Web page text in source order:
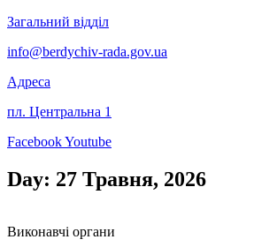
Загальний відділ
info@berdychiv-rada.gov.ua
Адреса
пл. Центральна 1
FacebookYoutube
Day: 27 Травня, 2026
Виконавчі органи